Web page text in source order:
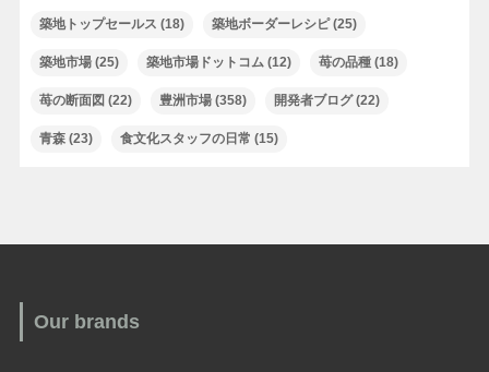
築地トップセールス (18) 築地ボーダーレシピ(25)
築地市場(25) 築地市場ドットコム(12) 苺の品種(18)
苺の断面図 (22) 豊洲市場(358) 開発者ブログ(22)
青森(23) 食文化スタッフの日常 (15)
Our brands